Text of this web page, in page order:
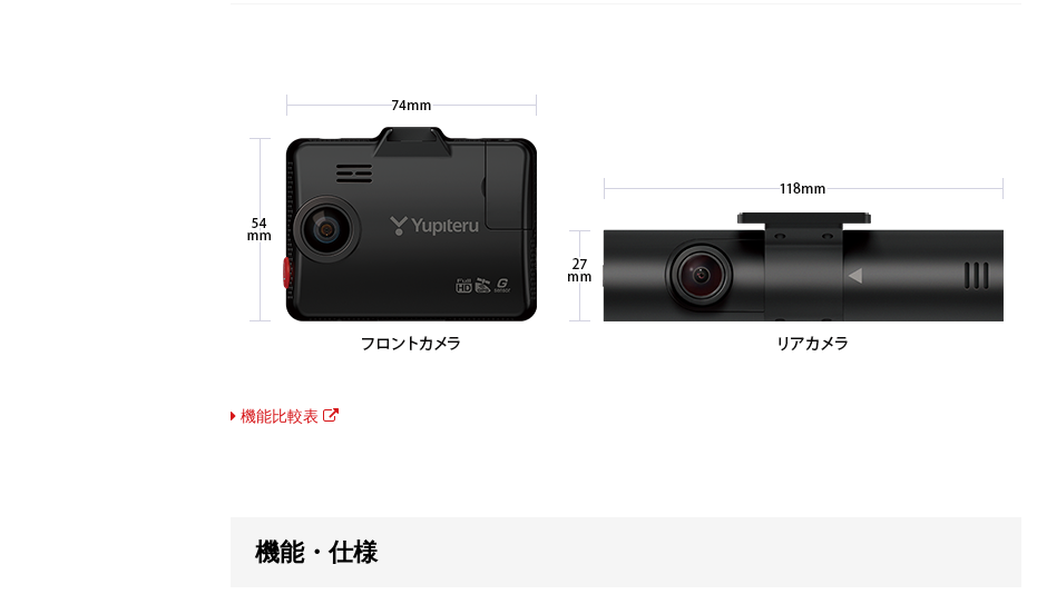
機能比較表
機能・仕様